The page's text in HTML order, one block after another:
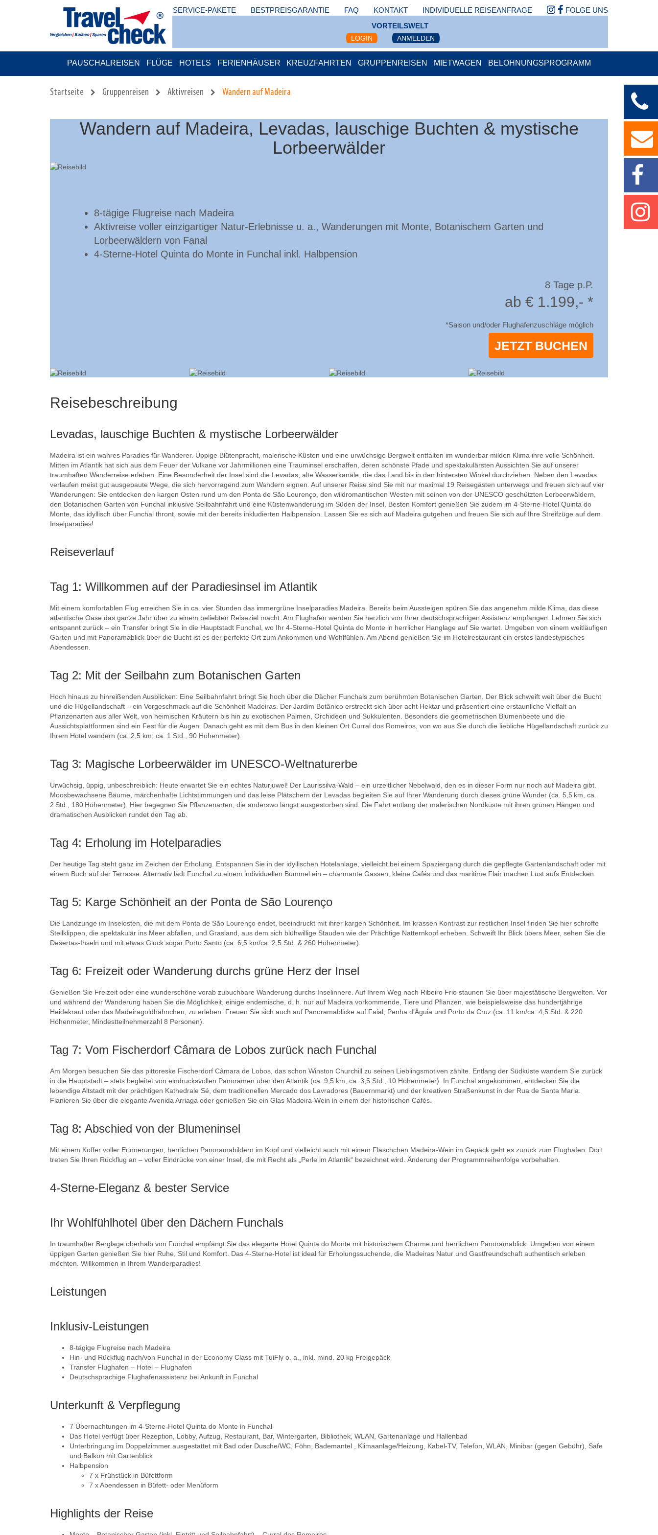
FOLGE UNS
INDIVIDUELLE REISEANFRAGE
KONTAKT
FAQ
BESTPREISGARANTIE
SERVICE-PAKETE
VORTEILSWELT
LOGIN ANMELDEN
PAUSCHALREISEN FLÜGE HOTELS FERIENHÄUSER KREUZFAHRTEN GRUPPENREISEN MIETWAGEN BELOHNUNGSPROGRAMM
Startseite Gruppenreisen Aktivreisen Wandern auf Madeira
Wandern auf Madeira, Levadas, lauschige Buchten & mystische
Lorbeerwälder
8-tägige Flugreise nach Madeira
Aktivreise voller einzigartiger Natur-Erlebnisse u. a., Wanderungen mit Monte, Botanischem Garten und
Lorbeerwäldern von Fanal
4-Sterne-Hotel Quinta do Monte in Funchal inkl. Halbpension
8 Tage p.P.
ab € 1.199,- *
*Saison und/oder Flughafenzuschläge möglich
JETZT BUCHEN
Reisebeschreibung
Levadas, lauschige Buchten & mystische Lorbeerwälder
Madeira ist ein wahres Paradies für Wanderer. Üppige Blütenpracht, malerische Küsten und eine urwüchsige Bergwelt entfalten im wunderbar milden Klima ihre volle Schönheit.
Mitten im Atlantik hat sich aus dem Feuer der Vulkane vor Jahrmillionen eine Trauminsel erschaffen, deren schönste Pfade und spektakulärsten Aussichten Sie auf unserer
traumhaften Wanderreise erleben. Eine Besonderheit der Insel sind die Levadas, alte Wasserkanäle, die das Land bis in den hintersten Winkel durchziehen. Neben den Levadas
verlaufen meist gut ausgebaute Wege, die sich hervorragend zum Wandern eignen. Auf unserer Reise sind Sie mit nur maximal 19 Reisegästen unterwegs und freuen sich auf vier
Wanderungen: Sie entdecken den kargen Osten rund um den Ponta de São Lourenço, den wildromantischen Westen mit seinen von der UNESCO geschützten Lorbeerwäldern,
den Botanischen Garten von Funchal inklusive Seilbahnfahrt und eine Küstenwanderung im Süden der Insel. Besten Komfort genießen Sie zudem im 4-Sterne-Hotel Quinta do
Monte, das idyllisch über Funchal thront, sowie mit der bereits inkludierten Halbpension. Lassen Sie es sich auf Madeira gutgehen und freuen Sie sich auf Ihre Streifzüge auf dem
Inselparadies!
Reiseverlauf
Tag 1: Willkommen auf der Paradiesinsel im Atlantik
Mit einem komfortablen Flug erreichen Sie in ca. vier Stunden das immergrüne Inselparadies Madeira. Bereits beim Aussteigen spüren Sie das angenehm milde Klima, das diese
atlantische Oase das ganze Jahr über zu einem beliebten Reiseziel macht. Am Flughafen werden Sie herzlich von Ihrer deutschsprachigen Assistenz empfangen. Lehnen Sie sich
entspannt zurück – ein Transfer bringt Sie in die Hauptstadt Funchal, wo Ihr 4-Sterne-Hotel Quinta do Monte in herrlicher Hanglage auf Sie wartet. Umgeben von einem weitläufigen
Garten und mit Panoramablick über die Bucht ist es der perfekte Ort zum Ankommen und Wohlfühlen. Am Abend genießen Sie im Hotelrestaurant ein erstes landestypisches
Abendessen.
Tag 2: Mit der Seilbahn zum Botanischen Garten
Hoch hinaus zu hinreißenden Ausblicken: Eine Seilbahnfahrt bringt Sie hoch über die Dächer Funchals zum berühmten Botanischen Garten. Der Blick schweift weit über die Bucht
und die Hügellandschaft – ein Vorgeschmack auf die Schönheit Madeiras. Der Jardim Botânico erstreckt sich über acht Hektar und präsentiert eine erstaunliche Vielfalt an
Pflanzenarten aus aller Welt, von heimischen Kräutern bis hin zu exotischen Palmen, Orchideen und Sukkulenten. Besonders die geometrischen Blumenbeete und die
Aussichtsplattformen sind ein Fest für die Augen. Danach geht es mit dem Bus in den kleinen Ort Curral dos Romeiros, von wo aus Sie durch die liebliche Hügellandschaft zurück zu
Ihrem Hotel wandern (ca. 2,5 km, ca. 1 Std., 90 Höhenmeter).
Tag 3: Magische Lorbeerwälder im UNESCO-Weltnaturerbe
Urwüchsig, üppig, unbeschreiblich: Heute erwartet Sie ein echtes Naturjuwel! Der Laurissilva-Wald – ein urzeitlicher Nebelwald, den es in dieser Form nur noch auf Madeira gibt.
Moosbewachsene Bäume, märchenhafte Lichtstimmungen und das leise Plätschern der Levadas begleiten Sie auf Ihrer Wanderung durch dieses grüne Wunder (ca. 5,5 km, ca.
2 Std., 180 Höhenmeter). Hier begegnen Sie Pflanzenarten, die anderswo längst ausgestorben sind. Die Fahrt entlang der malerischen Nordküste mit ihren grünen Hängen und
dramatischen Ausblicken rundet den Tag ab.
Tag 4: Erholung im Hotelparadies
Der heutige Tag steht ganz im Zeichen der Erholung. Entspannen Sie in der idyllischen Hotelanlage, vielleicht bei einem Spaziergang durch die gepflegte Gartenlandschaft oder mit
einem Buch auf der Terrasse. Alternativ lädt Funchal zu einem individuellen Bummel ein – charmante Gassen, kleine Cafés und das maritime Flair machen Lust aufs Entdecken.
Tag 5: Karge Schönheit an der Ponta de São Lourenço
Die Landzunge im Inselosten, die mit dem Ponta de São Lourenço endet, beeindruckt mit ihrer kargen Schönheit. Im krassen Kontrast zur restlichen Insel finden Sie hier schroffe
Steilklippen, die spektakulär ins Meer abfallen, und Grasland, aus dem sich blühwillige Stauden wie der Prächtige Natternkopf erheben. Schweift Ihr Blick übers Meer, sehen Sie die
Desertas-Inseln und mit etwas Glück sogar Porto Santo (ca. 6,5 km/ca. 2,5 Std. & 260 Höhenmeter).
Tag 6: Freizeit oder Wanderung durchs grüne Herz der Insel
Genießen Sie Freizeit oder eine wunderschöne vorab zubuchbare Wanderung durchs Inselinnere. Auf Ihrem Weg nach Ribeiro Frio staunen Sie über majestätische Bergwelten. Vor
und während der Wanderung haben Sie die Möglichkeit, einige endemische, d. h. nur auf Madeira vorkommende, Tiere und Pflanzen, wie beispielsweise das hundertjährige
Heidekraut oder das Madeiragoldhähnchen, zu erleben. Freuen Sie sich auch auf Panoramablicke auf Faial, Penha d'Águia und Porto da Cruz (ca. 11 km/ca. 4,5 Std. & 220
Höhenmeter, Mindestteilnehmerzahl 8 Personen).
Tag 7: Vom Fischerdorf Câmara de Lobos zurück nach Funchal
Am Morgen besuchen Sie das pittoreske Fischerdorf Câmara de Lobos, das schon Winston Churchill zu seinen Lieblingsmotiven zählte. Entlang der Südküste wandern Sie zurück
in die Hauptstadt – stets begleitet von eindrucksvollen Panoramen über den Atlantik (ca. 9,5 km, ca. 3,5 Std., 10 Höhenmeter). In Funchal angekommen, entdecken Sie die
lebendige Altstadt mit der prächtigen Kathedrale Sé, dem traditionellen Mercado dos Lavradores (Bauernmarkt) und der kreativen Straßenkunst in der Rua de Santa Maria.
Flanieren Sie über die elegante Avenida Arriaga oder genießen Sie ein Glas Madeira-Wein in einem der historischen Cafés.
Tag 8: Abschied von der Blumeninsel
Mit einem Koffer voller Erinnerungen, herrlichen Panoramabildern im Kopf und vielleicht auch mit einem Fläschchen Madeira-Wein im Gepäck geht es zurück zum Flughafen. Dort
treten Sie Ihren Rückflug an – voller Eindrücke von einer Insel, die mit Recht als „Perle im Atlantik“ bezeichnet wird. Änderung der Programmreihenfolge vorbehalten.
4-Sterne-Eleganz & bester Service
Ihr Wohlfühlhotel über den Dächern Funchals
In traumhafter Berglage oberhalb von Funchal empfängt Sie das elegante Hotel Quinta do Monte mit historischem Charme und herrlichem Panoramablick. Umgeben von einem
üppigen Garten genießen Sie hier Ruhe, Stil und Komfort. Das 4-Sterne-Hotel ist ideal für Erholungssuchende, die Madeiras Natur und Gastfreundschaft authentisch erleben
möchten. Willkommen in Ihrem Wanderparadies!
Leistungen
Inklusiv-Leistungen
8-tägige Flugreise nach Madeira
Hin- und Rückflug nach/von Funchal in der Economy Class mit TuiFly o. a., inkl. mind. 20 kg Freigepäck
Transfer Flughafen – Hotel – Flughafen
Deutschsprachige Flughafenassistenz bei Ankunft in Funchal
Unterkunft & Verpflegung
7 Übernachtungen im 4-Sterne-Hotel Quinta do Monte in Funchal
Das Hotel verfügt über Rezeption, Lobby, Aufzug, Restaurant, Bar, Wintergarten, Bibliothek, WLAN, Gartenanlage und Hallenbad
Unterbringung im Doppelzimmer ausgestattet mit Bad oder Dusche/WC, Föhn, Bademantel , Klimaanlage/Heizung, Kabel-TV, Telefon, WLAN, Minibar (gegen Gebühr), Safe
und Balkon mit Gartenblick
Halbpension
7 x Frühstück in Büfettform
7 x Abendessen in Büfett- oder Menüform
Highlights der Reise